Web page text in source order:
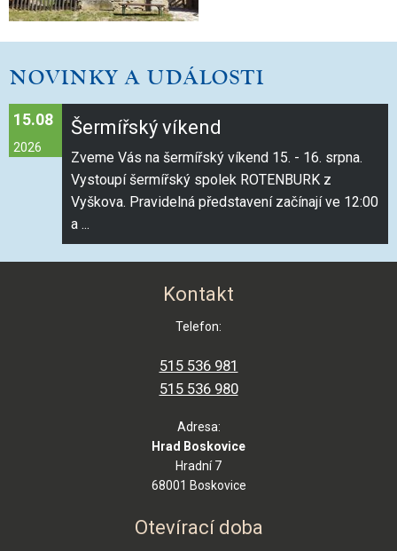
NOVINKY A UDÁLOSTI
15.08
2026
Šermířský víkend
Zveme Vás na šermířský víkend 15. - 16. srpna.
Vystoupí šermířský spolek ROTENBURK z
Vyškova. Pravidelná představení začínají ve 12:00
a ...
Kontakt
Telefon:
515 536 981
515 536 980
Adresa:
Hrad Boskovice
Hradní 7
68001 Boskovice
Otevírací doba